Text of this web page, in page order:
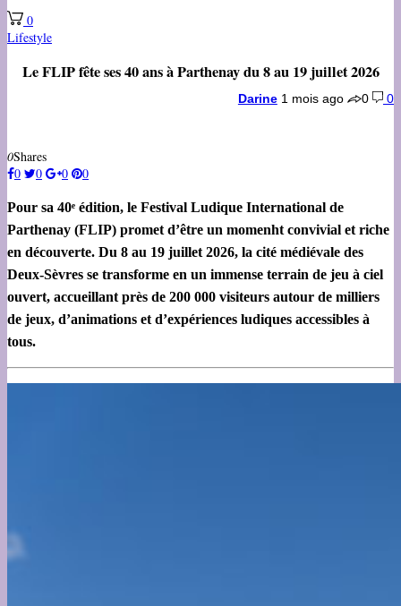
0
Lifestyle
Le FLIP fête ses 40 ans à Parthenay du 8 au 19 juillet 2026
Darine 1 mois ago 0 0
0Shares
0
0 0 0
Pour sa 40ᵉ édition, le Festival Ludique International de
Parthenay (FLIP) promet d’être un momenht convivial et riche
en découverte. Du 8 au 19 juillet 2026, la cité médiévale des
Deux-Sèvres se transforme en un immense terrain de jeu à ciel
ouvert, accueillant près de 200 000 visiteurs autour de milliers
de jeux, d’animations et d’expériences ludiques accessibles à
tous.